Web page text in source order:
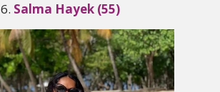
6. Salma Hayek (55)